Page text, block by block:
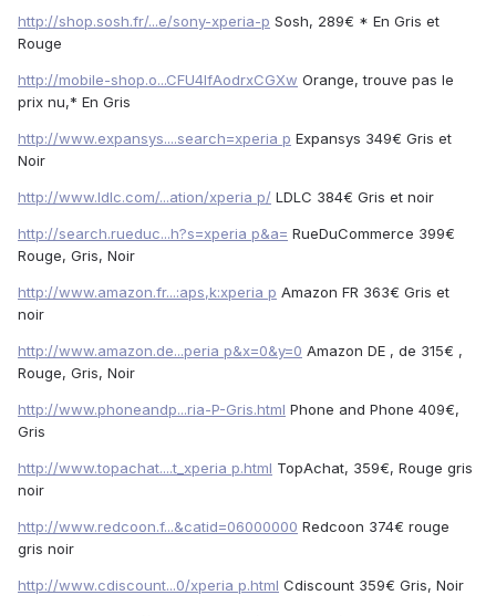
http://shop.sosh.fr/...e/sony-xperia-p Sosh, 289€ * En Gris et
Rouge
http://mobile-shop.o...CFU4lfAodrxCGXw Orange, trouve pas le
prix nu,* En Gris
http://www.expansys....search=xperia p Expansys 349€ Gris et
Noir
http://www.ldlc.com/...ation/xperia p/ LDLC 384€ Gris et noir
http://search.rueduc...h?s=xperia p&a= RueDuCommerce 399€
Rouge, Gris, Noir
http://www.amazon.fr...:aps,k:xperia p Amazon FR 363€ Gris et
noir
http://www.amazon.de...peria p&x=0&y=0 Amazon DE , de 315€ ,
Rouge, Gris, Noir
http://www.phoneandp...ria-P-Gris.html Phone and Phone 409€,
Gris
http://www.topachat....t_xperia p.html TopAchat, 359€, Rouge gris
noir
http://www.redcoon.f...&catid=06000000 Redcoon 374€ rouge
gris noir
http://www.cdiscount...0/xperia p.html Cdiscount 359€ Gris, Noir